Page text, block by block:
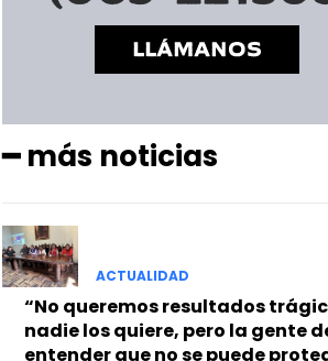
━ más noticias
ACTUALIDAD
“No queremos resultados
nadie los quiere, pero la gente
entender que no se puede